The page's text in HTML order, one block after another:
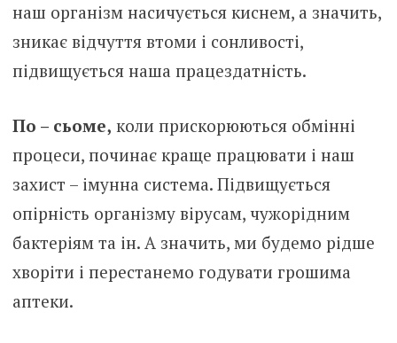
наш організм насичується киснем, а значить,
зникає відчуття втоми і сонливості,
підвищується наша працездатність.
По – сьоме, коли прискорюються обмінні
процеси, починає краще працювати і наш
захист – імунна система. Підвищується
опірність організму вірусам, чужорідним
бактеріям та ін. А значить, ми будемо рідше
хворіти і перестанемо годувати грошима
аптеки.